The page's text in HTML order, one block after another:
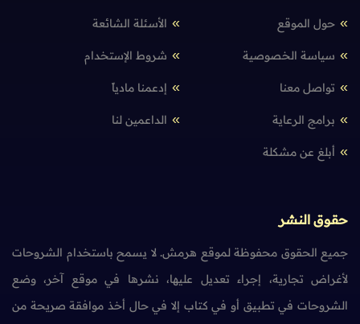
حول الموقع الأسئلة الشائعة
سياسة الخصوصية شروط الإستخدام
تواصل معنا إدعمنا مادياً
برامج الرعاية الداعمين لنا
أبلغ عن مشكلة
حقوق النشر
جميع الحقوق محفوظة لموقع هرمش. لا يسمح باستخدام الشروحات
لأغراض تجارية، إجراء تعديل عليها، نشرها في موقع آخر، وضع
الشروحات في تطبيق أو في كتاب إلا في حال أخذ موافقة صريحة من